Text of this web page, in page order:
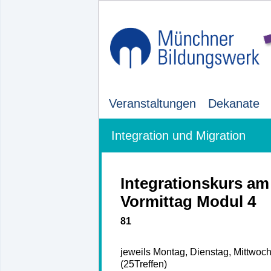
Veranstaltungen Dekanate
Integration und Migration
Integrationskurs am
Vormittag Modul 4
81
jeweils Montag, Dienstag,
(25Treffen)